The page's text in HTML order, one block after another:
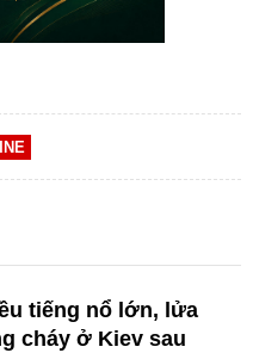
tiếng nổ lớn, lửa
cháy ở Kiev sau